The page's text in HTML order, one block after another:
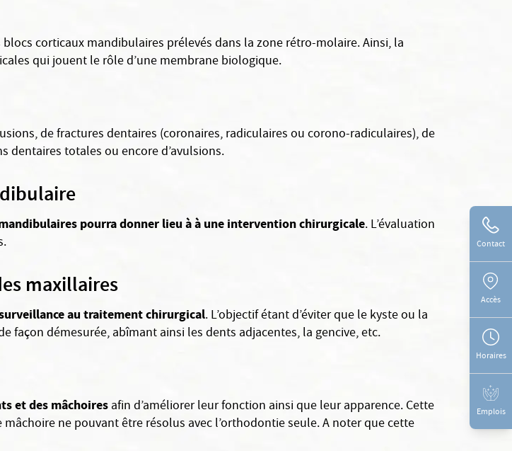
corticaux mandibulaires prélevés dans la zone rétro-molaire. Ainsi, la
qui jouent le rôle d’une membrane biologique.
de fractures dentaires (coronaires, radiculaires ou corono-radiculaires), de
totales ou encore d’avulsions.
pourra donner lieu à à une intervention chirurgicale. L’évaluation
maxillaires
au traitement chirurgical. L’objectif étant d’éviter que le kyste ou la
façon démesurée, abîmant ainsi les dents adjacentes, la gencive, etc.
et des mâchoires afin d’améliorer leur fonction ainsi que leur apparence. Cette
ne pouvant être résolus avec l’orthodontie seule. A noter que cette
Contact
Accès
Horaires
Emplois